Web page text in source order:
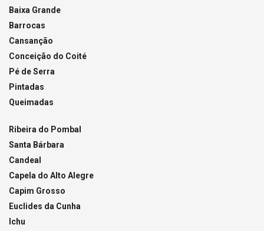
Baixa Grande
Barrocas
Cansanção
Conceição do Coité
Pé de Serra
Pintadas
Queimadas
Ribeira do Pombal
Santa Bárbara
Candeal
Capela do Alto Alegre
Capim Grosso
Euclides da Cunha
Ichu